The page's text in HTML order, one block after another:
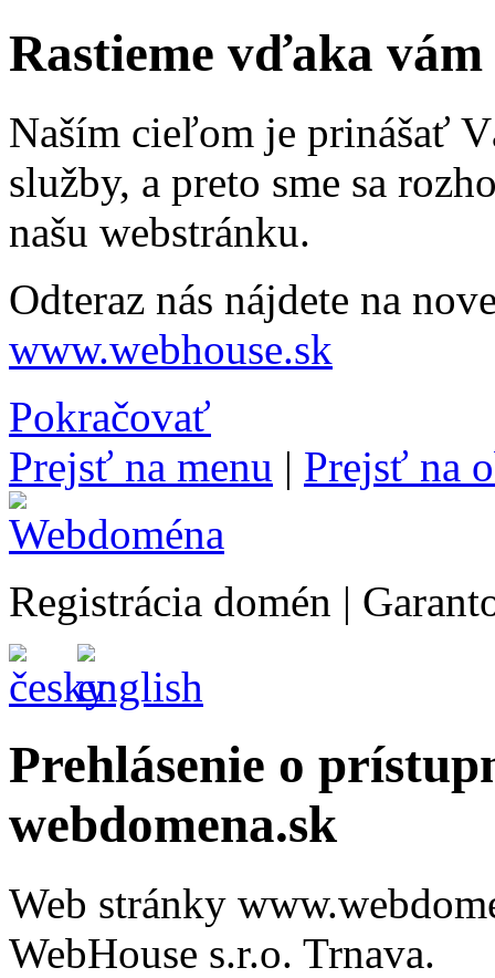
Rastieme vďaka vám
Naším cieľom je prinášať
služby, a preto sme sa
našu webstránku.
Odteraz nás nájdete na
www.webhouse.sk
Pokračovať
Prejsť na menu | Prejsť na
Registrácia domén |
Prehlásenie o
webdomena.sk
Web stránky
WebHouse s.r.o. Trnava.